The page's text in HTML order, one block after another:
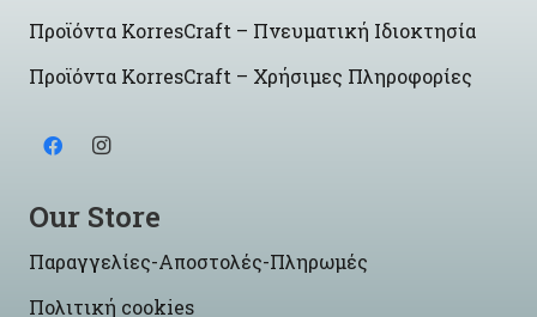
Προϊόντα KorresCraft – Πνευματική Ιδιοκτησία
Προϊόντα KorresCraft – Χρήσιμες Πληροφορίες
Our Store
Παραγγελίες-Αποστολές-Πληρωμές
Πολιτική cookies